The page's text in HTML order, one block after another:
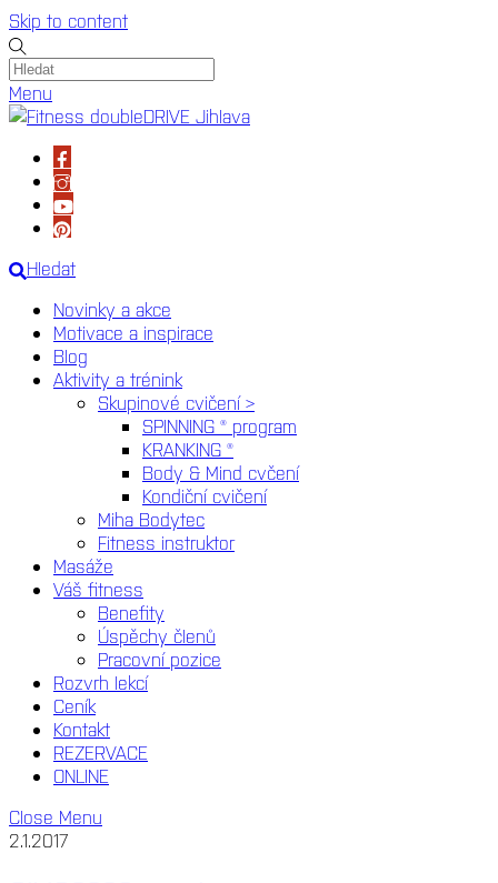
Skip to content
Menu
Hledat
Novinky a akce
Motivace a inspirace
Blog
Aktivity a trénink
Skupinové cvičení >
SPINNING ® program
KRANKING ®
Body & Mind cvčení
Kondiční cvičení
Miha Bodytec
Fitness instruktor
Masáže
Váš fitness
Benefity
Úspěchy členů
Pracovní pozice
Rozvrh lekcí
Ceník
Kontakt
REZERVACE
ONLINE
Close Menu
2.1.2017